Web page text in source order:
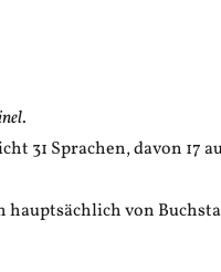
.
31 Sprachen, davon 17
hauptsächlich von